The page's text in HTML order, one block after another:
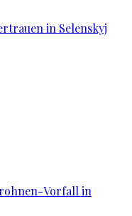
in Selenskyj
Vorfall in